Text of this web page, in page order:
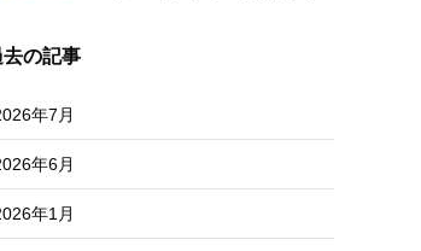
去の記事
年7月
年6月
年1月